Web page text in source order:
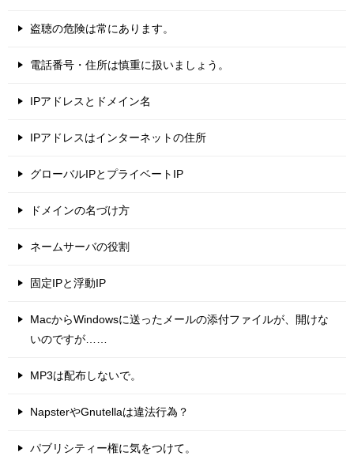
盗聴の危険は常にあります。
電話番号・住所は慎重に扱いましょう。
IPアドレスとドメイン名
IPアドレスはインターネットの住所
グローバルIPとプライベートIP
ドメインの名づけ方
ネームサーバの役割
固定IPと浮動IP
MacからWindowsに送ったメールの添付ファイルが、開けな
いのですが……
MP3は配布しないで。
NapsterやGnutellaは違法行為？
パブリシティー権に気をつけて。